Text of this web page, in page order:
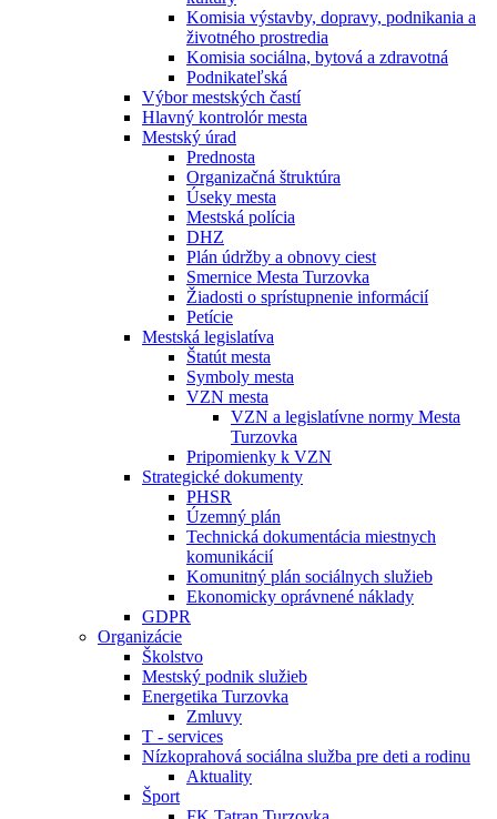
Komisia výstavby, dopravy, podnikania a
životného prostredia
Komisia sociálna, bytová a zdravotná
Podnikateľská
Výbor mestských častí
Hlavný kontrolór mesta
Mestský úrad
Prednosta
Organizačná štruktúra
Úseky mesta
Mestská polícia
DHZ
Plán údržby a obnovy ciest
Smernice Mesta Turzovka
Žiadosti o sprístupnenie informácií
Petície
Mestská legislatíva
Štatút mesta
Symboly mesta
VZN mesta
VZN a legislatívne normy Mesta
Turzovka
Pripomienky k VZN
Strategické dokumenty
PHSR
Územný plán
Technická dokumentácia miestnych
komunikácií
Komunitný plán sociálnych služieb
Ekonomicky oprávnené náklady
GDPR
Organizácie
Školstvo
Mestský podnik služieb
Energetika Turzovka
Zmluvy
T - services
Nízkoprahová sociálna služba pre deti a rodinu
Aktuality
Šport